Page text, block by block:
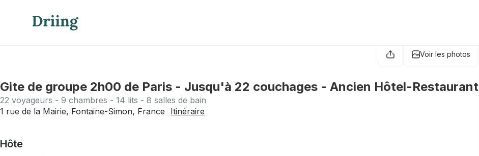
Voir les photos
Gite de groupe 2h00 de Paris - Jusqu'à 22 couchages - Ancien Hôtel-Restaurant
22 voyageurs - 9 chambres - 14 lits - 8 salles de bain
1 rue de la Mairie, Fontaine-Simon, France
Itinéraire
Hôte